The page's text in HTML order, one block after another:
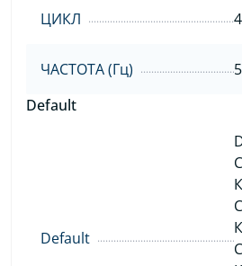
ЦИКЛ 4
ЧАСТОТА (Гц)
Default
Default